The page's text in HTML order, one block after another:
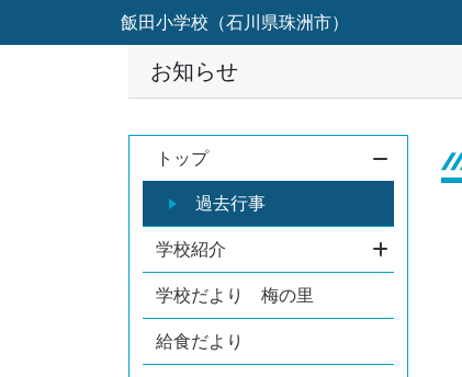
飯田小学校（石川県珠洲市）
お知らせ
トップ
過去行事
学校紹介
学校だより 梅の里
給食だより